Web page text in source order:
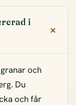
i
och
Du
och får